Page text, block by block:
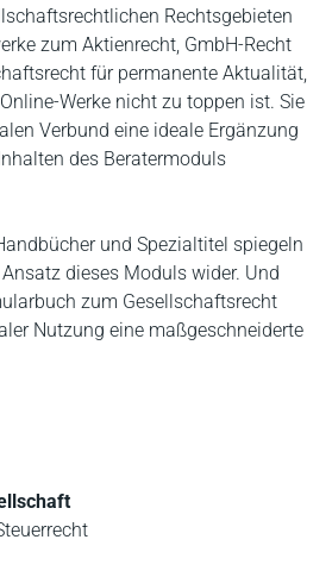
Rechtsgebieten
zum Aktienrecht, GmbH-Recht
für permanente Aktualität,
Werke nicht zu toppen ist. Sie
Verbund eine ideale Ergänzung
des Beratermoduls
und Spezialtitel spiegeln
dieses Moduls wider. Und
zum Gesellschaftsrecht
Nutzung eine maßgeschneiderte